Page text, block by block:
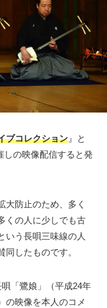
ブコレクション 』と
しの映像配信すると発
大防止のため、多く
くの人に少しでも古
いう長唄三味線の人
したものです。
「鷺娘」（平成24年
の映像を本人のコメ